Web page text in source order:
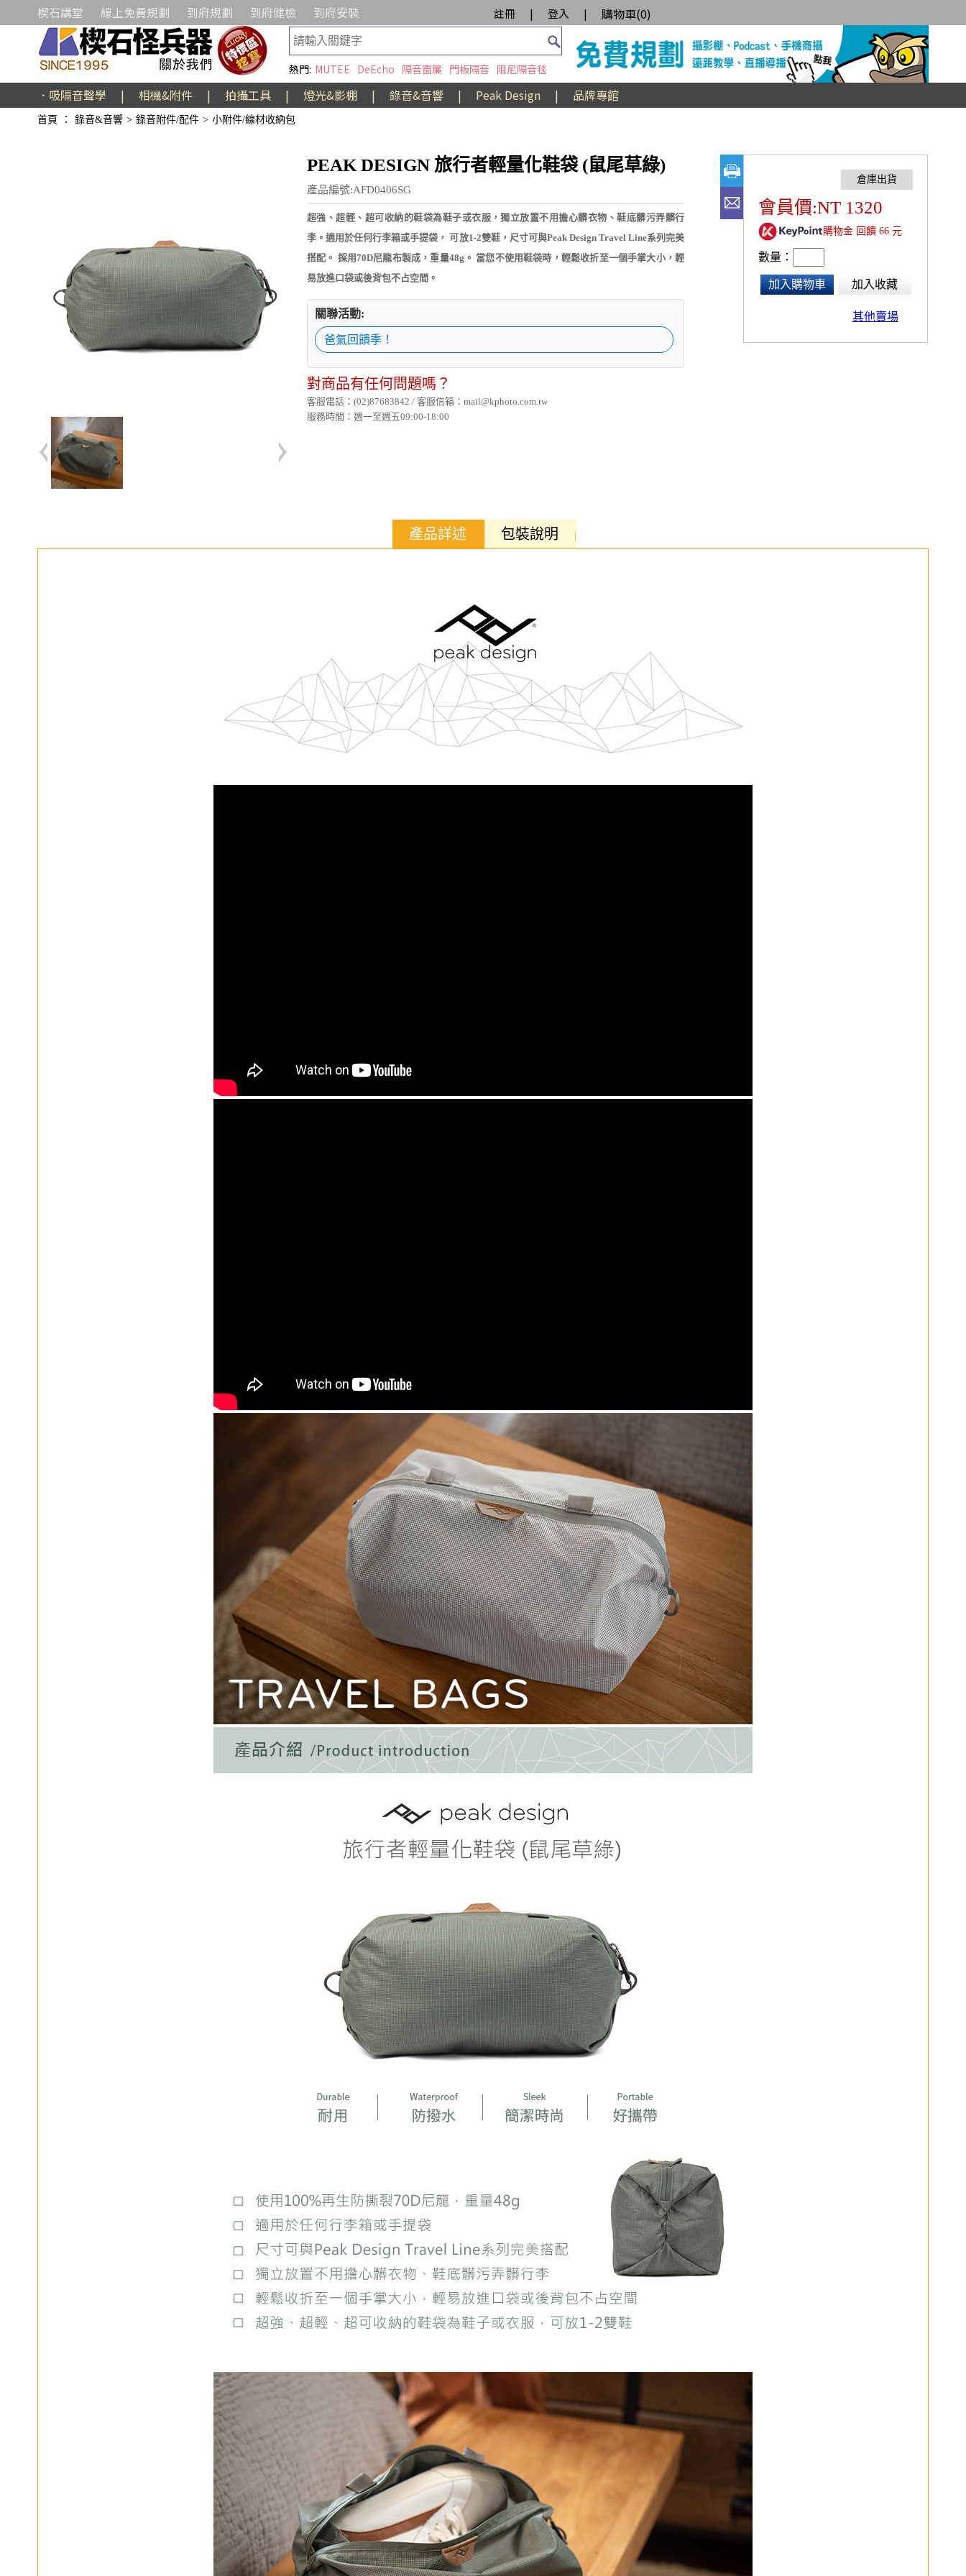
楔石講堂 線上免費規劃 到府規劃 到府健檢 到府安裝 註冊 | 登入 | 購物車(0)
熱門: MUTEE DeEcho 隔音窗簾 門板隔音 阻尼隔音毯
．吸隔音聲學 | 相機&附件 | 拍攝工具 | 燈光&影棚 | 錄音&音響 | Peak Design | 品牌專館
首頁 ： 錄音&音響 > 錄音附件/配件 > 小附件/線材收納包
PEAK DESIGN 旅行者輕量化鞋袋 (鼠尾草綠)
產品編號:AFD0406SG
超強、超輕、超可收納的鞋袋為鞋子或衣服，獨立放置不用擔心髒衣物、鞋底髒污弄髒行
李。適用於任何行李箱或手提袋， 可放1-2雙鞋，尺寸可與Peak Design Travel Line系列完美
搭配。 採用70D尼龍布製成，重量48g。 當您不使用鞋袋時，輕鬆收折至一個手掌大小，輕
易放進口袋或後背包不占空間。
關聯活動:
爸氣回饋季！
對商品有任何問題嗎？
客服電話：(02)87683842 / 客服信箱：mail@kphoto.com.tw
服務時間：週一至週五09:00-18:00
會員價:NT 1320
購物金 回饋 66 元
數量：
加入購物車 加入收藏
其他賣場
產品詳述 包裝說明